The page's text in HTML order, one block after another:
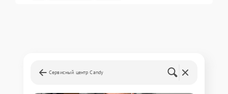
Сервисный центр Candy